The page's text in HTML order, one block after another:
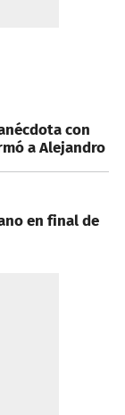
con
a Alejandro
en final de